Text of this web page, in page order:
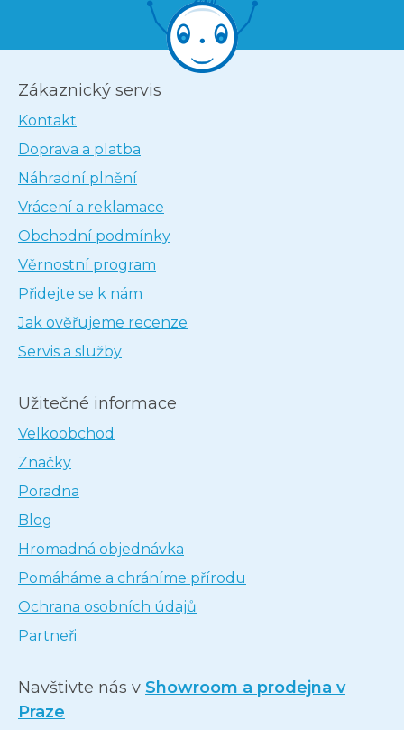
Zákaznický servis
Kontakt
Doprava a platba
Náhradní plnění
Vrácení a reklamace
Obchodní podmínky
Věrnostní program
Přidejte se k nám
Jak ověřujeme recenze
Servis a služby
Užitečné informace
Velkoobchod
Značky
Poradna
Blog
Hromadná objednávka
Pomáháme a chráníme přírodu
Ochrana osobních údajů
Partneři
Navštivte nás v Showroom a prodejna v
Praze